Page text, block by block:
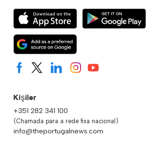
Kişiler
+351 282 341 100
(Chamada para a rede fixa nacional)
info@theportugalnews.com